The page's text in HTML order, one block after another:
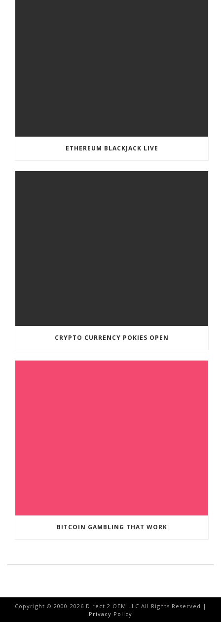
ETHEREUM BLACKJACK LIVE
CRYPTO CURRENCY POKIES OPEN
BITCOIN GAMBLING THAT WORK
Copyright © 2000-2026 Direct 2 OEM LLC All Rights Reserved |
Privacy Policy